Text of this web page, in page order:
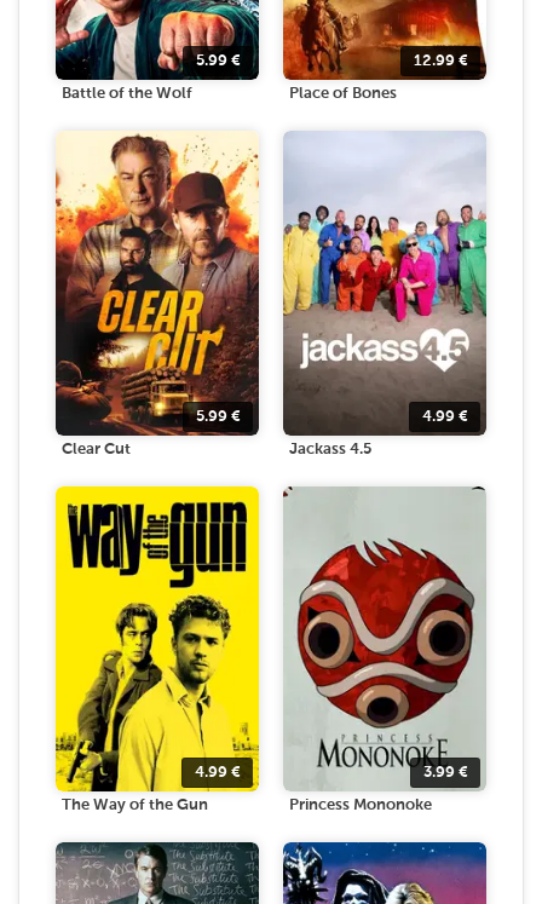
5.99 €
Battle of the Wolf
12.99 €
Place of Bones
5.99 €
Clear Cut
4.99 €
Jackass 4.5
4.99 €
The Way of the Gun
3.99 €
Princess Mononoke